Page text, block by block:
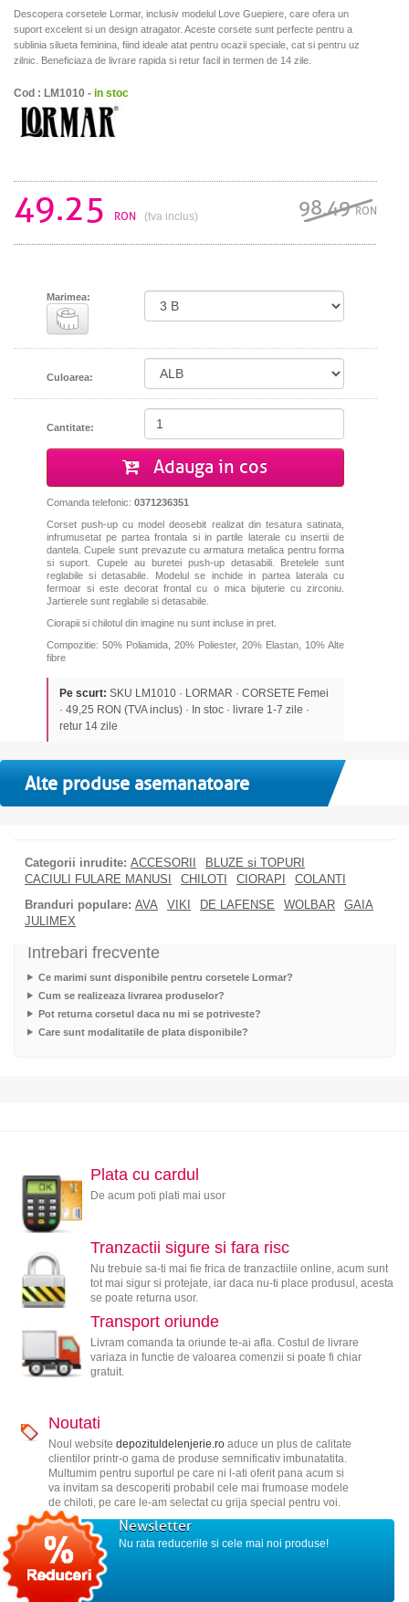
Descopera corsetele Lormar, inclusiv modelul Love Guepiere, care ofera un
suport excelent si un design atragator. Aceste corsete sunt perfecte pentru a
sublinia silueta feminina, fiind ideale atat pentru ocazii speciale, cat si pentru uz
zilnic. Beneficiaza de livrare rapida si retur facil in termen de 14 zile.
Cod : LM1010 - in stoc
49.25 RON (tva inclus) 98.49RON
Marimea:
Culoarea:
Cantitate:
Adauga in cos
Comanda telefonic: 0371236351
Corset push-up cu model deosebit realizat din tesatura satinata,
infrumusetat pe partea frontala si in partile laterale cu insertii de
dantela. Cupele sunt prevazute cu armatura metalica pentru forma
si suport. Cupele au buretei push-up detasabili. Bretelele sunt
reglabile si detasabile. Modelul se inchide in partea laterala cu
fermoar si este decorat frontal cu o mica bijuterie cu zirconiu.
Jartierele sunt reglabile si detasabile.
Ciorapii si chilotul din imagine nu sunt incluse in pret.
Compozitie: 50% Poliamida, 20% Poliester, 20% Elastan, 10% Alte
fibre
Pe scurt: SKU LM1010 · LORMAR · CORSETE Femei
· 49,25 RON (TVA inclus) · In stoc · livrare 1-7 zile ·
retur 14 zile
Alte produse asemanatoare
Categorii inrudite: ACCESORII
BLUZE si TOPURI
CACIULI FULARE MANUSI
CHILOTI CIORAPI
COLANTI
Branduri populare: AVA VIKI DE LAFENSE WOLBAR
GAIA
JULIMEX
Intrebari frecvente
Ce marimi sunt disponibile pentru corsetele Lormar?
Cum se realizeaza livrarea produselor?
Pot returna corsetul daca nu mi se potriveste?
Care sunt modalitatile de plata disponibile?
Plata cu cardul
De acum poti plati mai usor
Tranzactii sigure si fara risc
Nu trebuie sa-ti mai fie frica de tranzactiile online, acum sunt
tot mai sigur si protejate, iar daca nu-ti place produsul, acesta
se poate returna usor.
Transport oriunde
Livram comanda ta oriunde te-ai afla. Costul de livrare
variaza in functie de valoarea comenzii si poate fi chiar
gratuit.
Noutati
Noul website depozituldelenjerie.roaduce un plus de calitate
clientilor printr-o gama de produse semnificativ imbunatatita.
Multumim pentru suportul pe care ni l-ati oferit pana acum si
va invitam sa descoperiti probabil cele mai frumoase modele
de chiloti, pe care le-am selectat cu grija special pentru voi.
Newsletter
Nu rata reducerile si cele mai noi produse!